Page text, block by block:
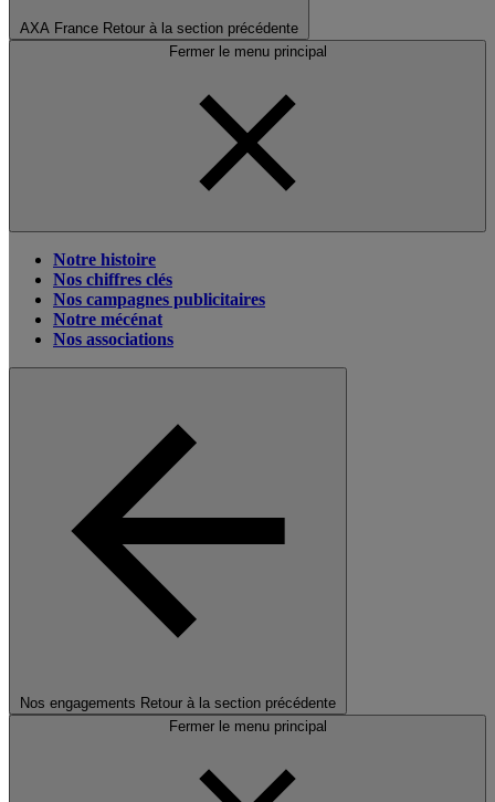
AXA France Retour à la section précédente
Fermer le menu principal
Notre histoire
Nos chiffres clés
Nos campagnes publicitaires
Notre mécénat
Nos associations
Nos engagements Retour à la section précédente
Fermer le menu principal